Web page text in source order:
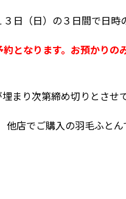
日（日）の３日間で日時
となります。お預かりの
まり次第締め切りとさせ
店でご購入の羽毛ふとん